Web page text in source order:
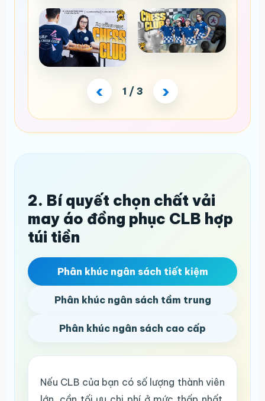
‹ 1 / 3 ›
2. Bí quyết chọn chất vải
may áo đồng phục CLB hợp
túi tiền
Phân khúc ngân sách tiết kiệm
Phân khúc ngân sách tầm trung
Phân khúc ngân sách cao cấp
Nếu CLB của bạn có số lượng thành viên